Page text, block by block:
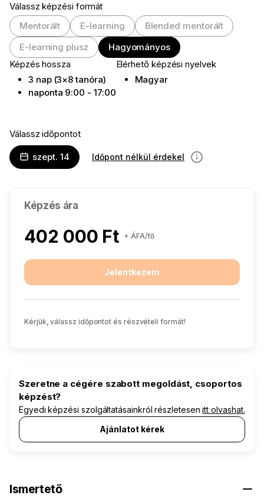
Válassz képzési formát
Mentorált
E-learning
Blended mentorált
E-learning plusz
Hagyományos
Képzés hossza
3 nap (3×8 tanóra)
naponta 9:00 - 17:00
Elérhető képzési nyelvek
Magyar
Válassz időpontot
szept. 14 Időpont nélkül érdekel
információ
Képzés ára
402 000 Ft + ÁFA/fő
Jelentkezem
Kérjük, válassz időpontot és részvételi formát!
Szeretne a cégére szabott megoldást, csoportos
képzést?
Egyedi képzési szolgáltatásainkról részletesenitt olvashat.
Ajánlatot kérek
Ismertető